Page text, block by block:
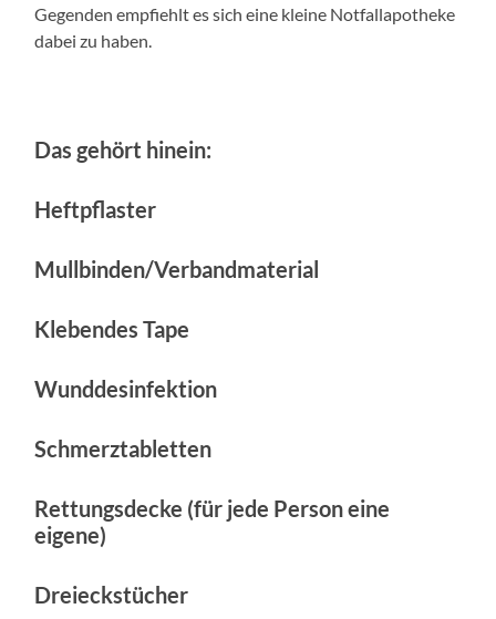
Gegenden empfiehlt es sich eine kleine Notfallapotheke
dabei zu haben.
Das gehört hinein:
Heftpflaster
Mullbinden/Verbandmaterial
Klebendes Tape
Wunddesinfektion
Schmerztabletten
Rettungsdecke (für jede Person eine
eigene)
Dreieckstücher